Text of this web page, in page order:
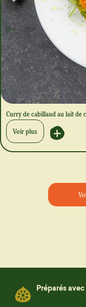
Curry de cabillaud au lait de
Voir plus
Préparés